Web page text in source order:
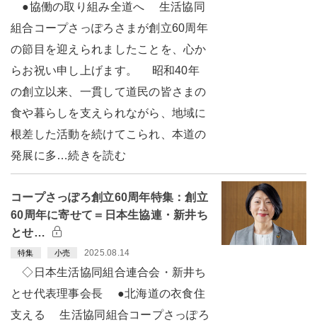
●協働の取り組み全道へ 生活協同
組合コープさっぽろさまが創立60周年
の節目を迎えられましたことを、心か
らお祝い申し上げます。 昭和40年
の創立以来、一貫して道民の皆さまの
食や暮らしを支えられながら、地域に
根差した活動を続けてこられ、本道の
発展に多…続きを読む
コープさっぽろ創立60周年特集：創立
60周年に寄せて＝日本生協連・新井ち
とせ…
特集 小売 2025.08.14
◇日本生活協同組合連合会・新井ち
とせ代表理事会長 ●北海道の衣食住
支える 生活協同組合コープさっぽろ